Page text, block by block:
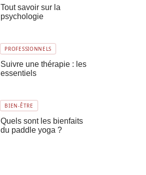
Tout savoir sur la
psychologie
PROFESSIONNELS
Suivre une thérapie : les
essentiels
BIEN-ÊTRE
Quels sont les bienfaits
du paddle yoga ?